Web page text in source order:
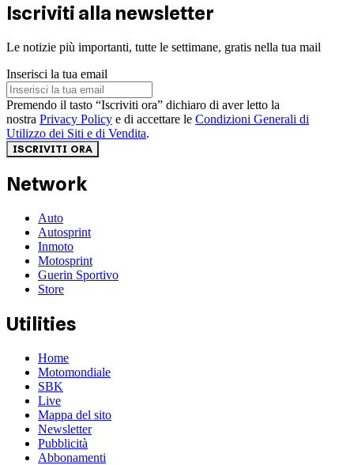
Iscriviti alla newsletter
Le notizie più importanti, tutte le settimane, gratis nella tua mail
Inserisci la tua email
Premendo il tasto “Iscriviti ora” dichiaro di aver letto la
nostra Privacy Policy e di accettare le Condizioni Generali di
Utilizzo dei Siti e di Vendita.
ISCRIVITI ORA
Network
Auto
Autosprint
Inmoto
Motosprint
Guerin Sportivo
Store
Utilities
Home
Motomondiale
SBK
Live
Mappa del sito
Newsletter
Pubblicità
Abbonamenti